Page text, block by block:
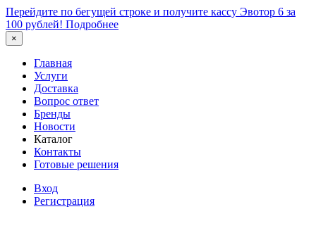
Перейдите по бегущей строке и получите кассу Эвотор 6 за
100 рублей! Подробнее
×
Главная
Услуги
Доставка
Вопрос ответ
Бренды
Новости
Каталог
Контакты
Готовые решения
Вход
Регистрация